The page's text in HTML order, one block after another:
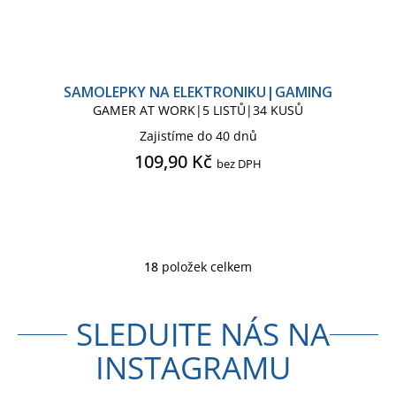
SAMOLEPKY NA ELEKTRONIKU|GAMING
GAMER AT WORK|5 LISTŮ|34 KUSŮ
Zajistíme do 40 dnů
109,90 Kč bez DPH
O
á
d
a
c
18 položek celkem
SLEDUJTE NÁS NA
INSTAGRAMU